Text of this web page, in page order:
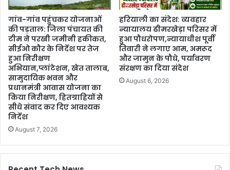
गांव-गांव पहुंचकर योजनाओं
की पड़ताल: जिला पंचायत की
टीम ने परखी जमीनी हकीकत,
सीईओ कौर के निर्देश पर तेज
हुआ निरीक्षण
अभियान,प्लांटेशन, खेत तालाब,
सामुदायिक भवन और
प्रधानमंत्री आवास योजना का
किया निरीक्षण, हितग्राहियों से
सीधे संवाद कर दिए आवश्यक
निर्देश
August 7, 2026
हरियाली का संदेश: व्यवहार
न्यायालय ढीमरखेड़ा परिसर में
हुआ पौधरोपण,न्यायाधीश पूर्वी
तिवारी ने लगाए आम, अमरूद
और जामुन के पौधे, पर्यावरण
संरक्षण का दिया संदेश
August 6, 2026